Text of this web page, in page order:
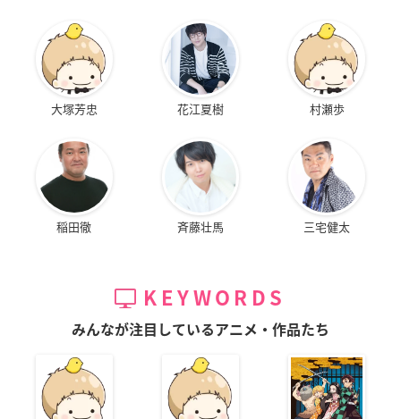
大塚芳忠 花江夏樹 村瀬歩
稲田徹 斉藤壮馬 三宅健太
KEYWORDS
みんなが注目しているアニメ・作品たち